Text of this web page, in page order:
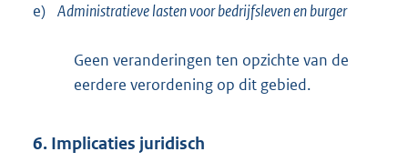
e) Administratieve lasten voor bedrijfsleven en burger
Geen veranderingen ten opzichte van de
eerdere verordening op dit gebied.
6. Implicaties juridisch